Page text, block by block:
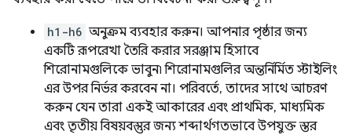
h1-h6 অনুক্রম ব্যবহার করুন। আপনার পৃষ্ঠার জন্য
একটি রূপরেখা তৈরি করার সরঞ্জাম হিসাবে
শিরোনামগুলিকে ভাবুন৷ শিরোনামগুলির অন্তর্নির্মিত স্টাইলিং
এর উপর নির্ভর করবেন না। পরিবর্তে, তাদের সাথে আচরণ
করুন যেন তারা একই আকারের এবং প্রাথমিক, মাধ্যমিক
এবং তৃতীয় বিষয়বস্তুর জন্য শব্দার্থগতভাবে উপযুক্ত স্তর